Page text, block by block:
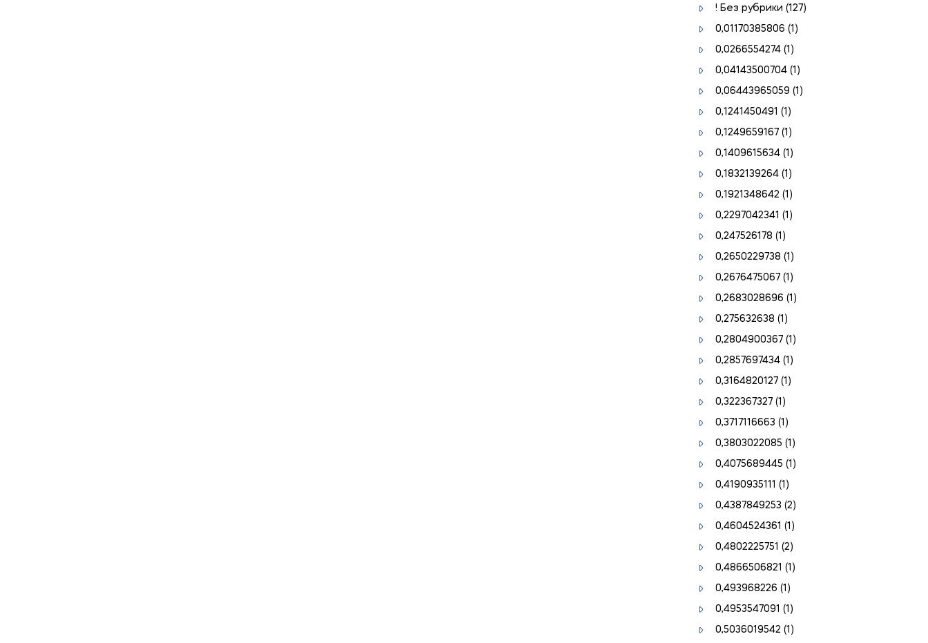
! Без рубрики (127)
0,01170385806 (1)
0,0266554274(1)
0,04143500704(1)
0,06443965059 (1)
0,1241450491 (1)
0,1249659167(1)
0,1409615634(1)
0,1832139264(1)
0,1921348642 (1)
0,2297042341 (1)
0,247526178 (1)
0,2650229738 (1)
0,2676475067(1)
0,2683028696 (1)
0,275632638 (1)
0,2804900367(1)
0,2857697434(1)
0,3164820127(1)
0,322367327(1)
0,3717116663 (1)
0,3803022085 (1)
0,4075689445 (1)
0,4190935111 (1)
0,4387849253 (2)
0,4604524361 (1)
0,4802225751 (2)
0,4866506821 (1)
0,493968226 (1)
0,4953547091 (1)
0,5036019542 (1)